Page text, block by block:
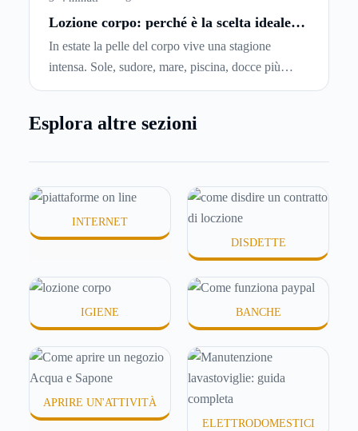
capiremo come inviare la disdetta per un contratto
Lozione corpo: perché è la scelta ideale
In estate la pelle del corpo vive una stagione
intensa. Sole, sudore, mare, piscina, docce più
frequenti e aria condizionata possono renderla
meno confortevole. Eppure, proprio nei mesi caldi,
o difficili da assorbire.
Esplora altre sezioni
INTERNET
DISDETTE
IGIENE BANCHE
APRIRE UN'ATTIVITÀ
ELETTRODOMESTICI